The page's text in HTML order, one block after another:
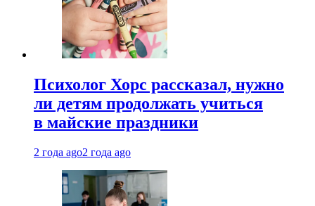
Психолог Хорс рассказал, нужно
ли детям продолжать учиться
в майские праздники
2 года ago2 года ago